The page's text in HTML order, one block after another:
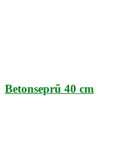
Betonseprű 40 cm